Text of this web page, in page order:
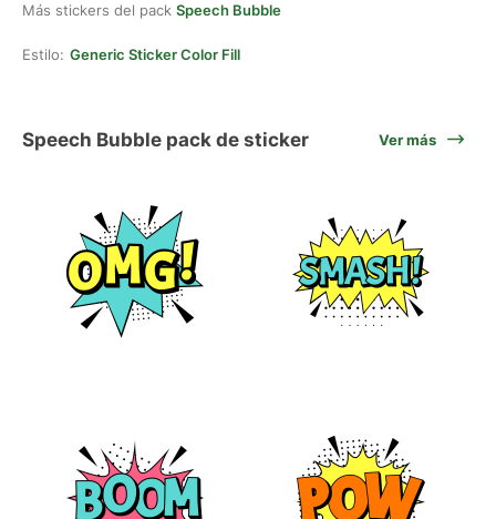
Más stickers del pack Speech Bubble
Estilo: Generic Sticker Color Fill
Speech Bubble pack de sticker Ver más